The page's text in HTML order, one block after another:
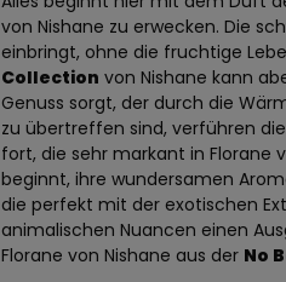
von Nishane zu erwecken. Die
einbringt, ohne die fruchtige
Collection von Nishane kann
Genuss sorgt, der durch die
zu übertreffen sind, verführen
fort, die sehr markant in Florane
beginnt, ihre wundersamen
die perfekt mit der exotischen
animalischen Nuancen einen
Florane von Nishane aus der No